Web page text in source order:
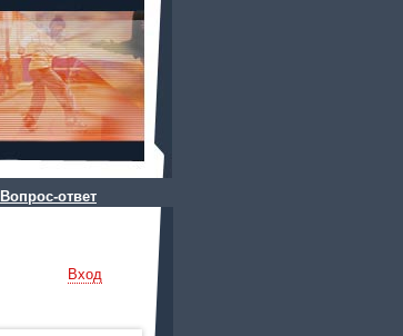
Вопрос-ответ
Вход